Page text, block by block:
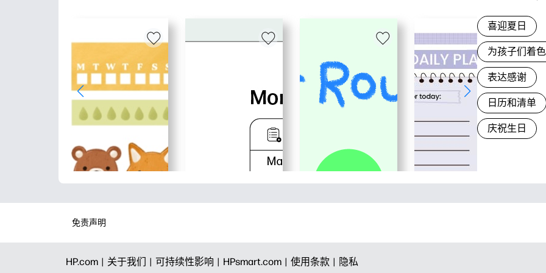
喜迎夏日
为孩子们着色
表达感谢
日历和清单
庆祝生日
免责声明
HP.com | 关于我们 | 可持续性影响 | HPsmart.com | 使用条款 | 隐私